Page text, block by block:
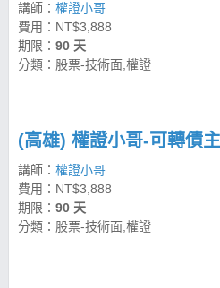
講師： 權證小哥
費用：NT$3,888
期限： 90 天
分類：股票-技術面,權證
(高雄) 權證小哥-可轉債
講師： 權證小哥
費用：NT$3,888
期限： 90 天
分類：股票-技術面,權證